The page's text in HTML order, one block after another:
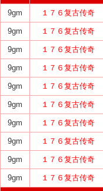
9gm １７６复古传奇
9gm １７６复古传奇
9gm １７６复古传奇
9gm １７６复古传奇
9gm １７６复古传奇
9gm １７６复古传奇
9gm １７６复古传奇
9gm １７６复古传奇
9gm １７６复古传奇
9gm １７６复古传奇